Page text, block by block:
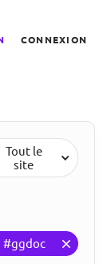
CONNEXION
Tout le
site
#ggdoc